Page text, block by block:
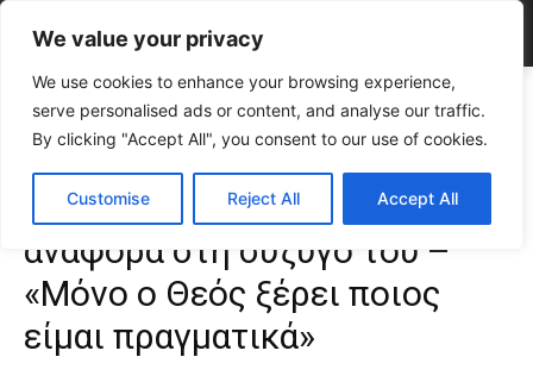
We value your privacy
We use cookies to enhance your browsing experience,
serve personalised ads or content, and analyse our traffic.
By clicking "Accept All", you consent to our use of cookies.
Customise Reject All Accept All
Home CELEBRITIES
Πανίκος Πιλάλης: Η σπάνια αναφορά στη
σύζυγό του – «Μόνο ο Θεός...
Πανίκος Πιλάλης: Η σπάνια
αναφορά στη σύζυγό του –
«Μόνο ο Θεός ξέρει ποιος
είμαι πραγματικά»